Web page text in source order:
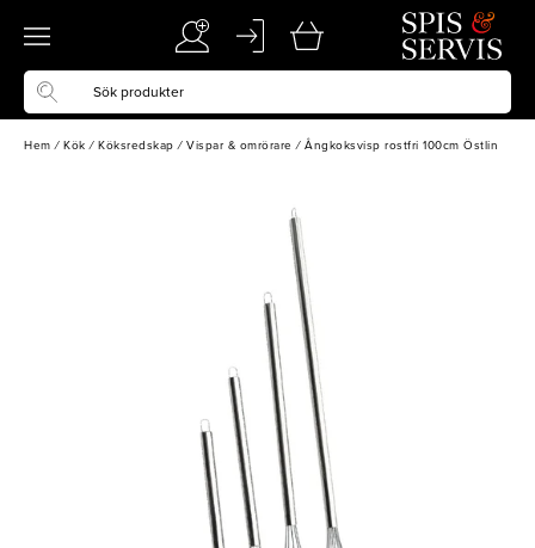
Hem / Kök / Köksredskap / Vispar & omrörare / Ångkoksvisp rostfri 100cm Östlin